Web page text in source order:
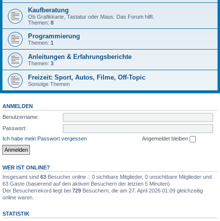
Kaufberatung
Ob Grafikkarte, Tastatur oder Maus. Das Forum hilft.
Themen: 8
Programmierung
Themen: 1
Anleitungen & Erfahrungsberichte
Themen: 3
Freizeit: Sport, Autos, Filme, Off-Topic
Sonstige Themen
ANMELDEN
Benutzername:
Passwort:
Ich habe mein Passwort vergessen
Angemeldet bleiben
WER IST ONLINE?
Insgesamt sind 63 Besucher online :: 0 sichtbare Mitglieder, 0 unsichtbare Mitglieder und
63 Gäste (basierend auf den aktiven Besuchern der letzten 5 Minuten)
Der Besucherrekord liegt bei 729 Besuchern, die am 27. April 2026 01:09 gleichzeitig
online waren.
STATISTIK